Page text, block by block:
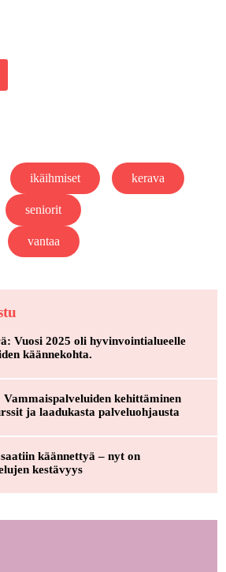
ikäihmiset kerava
seniorit
vantaa
Vuosi 2025 oli hyvinvointialueelle
käännekohta.
kehittäminen
ja laadukasta palveluohjausta
käännettyä – nyt on
kestävyys